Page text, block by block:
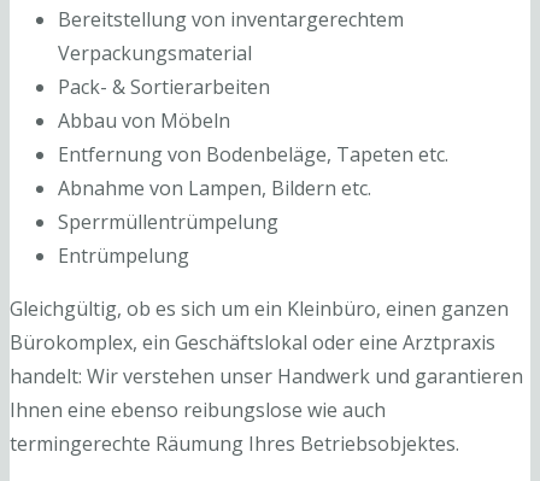
Bereitstellung von inventargerechtem
Verpackungsmaterial
Pack- & Sortierarbeiten
Abbau von Möbeln
Entfernung von Bodenbeläge, Tapeten etc.
Abnahme von Lampen, Bildern etc.
Sperrmüllentrümpelung
Entrümpelung
Gleichgültig, ob es sich um ein Kleinbüro, einen ganzen
Bürokomplex, ein Geschäftslokal oder eine Arztpraxis
handelt: Wir verstehen unser Handwerk und garantieren
Ihnen eine ebenso reibungslose wie auch
termingerechte Räumung Ihres Betriebsobjektes.